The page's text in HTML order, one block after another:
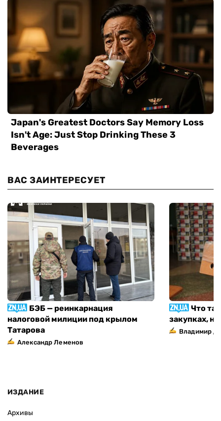
ВАС ЗАИНТЕРЕСУЕТ
БЭБ — реинкарнация
налоговой милиции под крылом
Татарова
Александр Леменов
Что
закупках,
Владимир
ИЗДАНИЕ
Архивы